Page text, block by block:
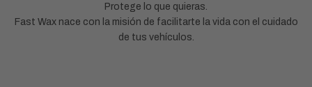
Protege lo que quieras.
Fast Wax nace con la misión de facilitarte la vida con el cuidado
de tus vehículos.